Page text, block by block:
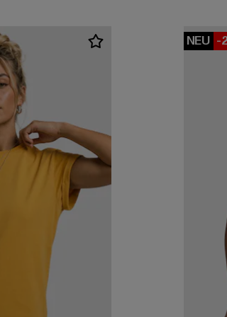
NEU -